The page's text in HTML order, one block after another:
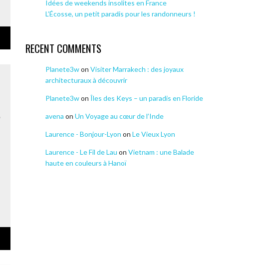
Idées de weekends insolites en France
L’Écosse, un petit paradis pour les randonneurs !
RECENT COMMENTS
Planete3won Visiter Marrakech : des joyaux
architecturaux à découvrir
Planete3won Îles des Keys – un paradis en Floride
avena on Un Voyage au cœur de l’Inde
Laurence - Bonjour-Lyon on Le Vieux Lyon
Laurence - Le Fil de Lau on Vietnam : une Balade
haute en couleurs à Hanoï